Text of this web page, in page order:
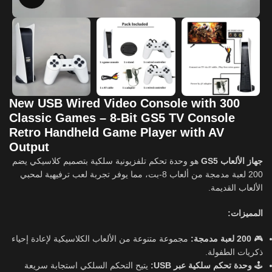
New USB Wired Video Console with 300
Classic Games – 8-Bit GS5 TV Console
Retro Handheld Game Player with AV
Output
جهاز الألعاب GS5
هو وحدة تحكم تلفزيونية سلكية بتصميم كلاسيكي يضم
200 لعبة مدمجة من ألعاب 8-بت، مما يوفر تجربة لعب ترفيهية لمحبي
الألعاب القديمة.
المميزات:
🎮200 لعبة مدمجة:
مجموعة متنوعة من الألعاب الكلاسيكية لإعادة إحياء
ذكريات الطفولة.
🕹️وحدة تحكم سلكية عبر USB:
يتيح التحكم السلكي استجابة سريعة